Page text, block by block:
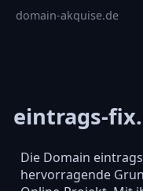
domain-akquise.de
eintrags-
Die Domain
hervorragende